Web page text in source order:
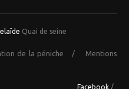
Quai de seine
de la péniche /
Mentions
Facebook /